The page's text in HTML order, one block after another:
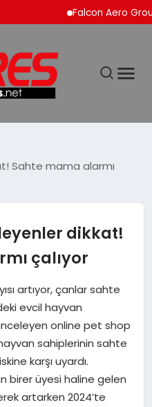
Falcon Aero Group,
Sahte mama alarmı
dikkat!
çalıyor
artıyor, çanlar sahte
evcil hayvan
inceleyen online pet shop
sahiplerinin sahte
karşı uyardı.
birer üyesi haline gelen
artarken 2024’te